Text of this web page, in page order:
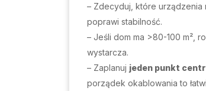
– Zdecyduj, które urządzenia
poprawi stabilność.
– Jeśli dom ma >80-100 m²,
wystarcza.
– Zaplanuj jeden punkt
porządek okablowania to